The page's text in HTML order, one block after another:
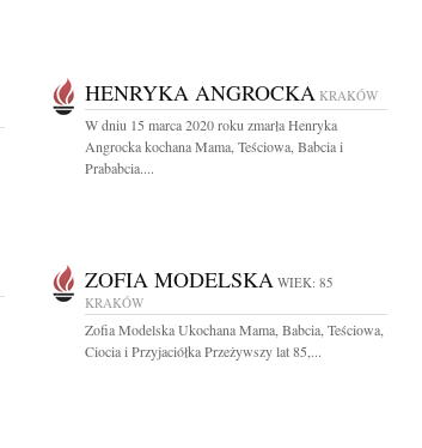
HENRYKA ANGROCKA KRAKÓW
W dniu 15 marca 2020 roku zmarła Henryka
Angrocka kochana Mama, Teściowa, Babcia i
Prababcia....
ZOFIA MODELSKA WIEK: 85
KRAKÓW
Zofia Modelska Ukochana Mama, Babcia, Teściowa,
Ciocia i Przyjaciółka Przeżywszy lat 85,...